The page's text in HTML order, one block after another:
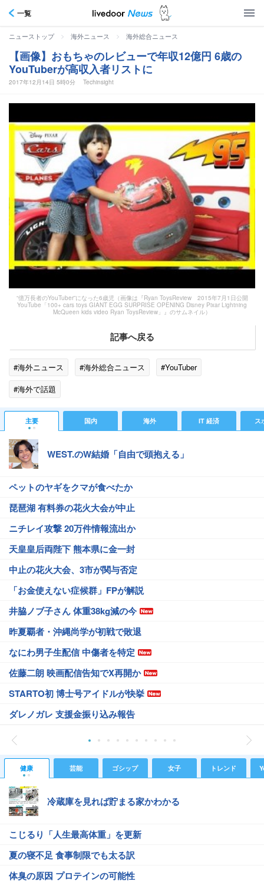
一覧
ニューストップ > 海外ニュース > 海外総合ニュース
【画像】おもちゃのレビューで年収12億円 6歳の
YouTuberが高収入者リストに
2017年12月14日 5時0分 Techinsight
“億万長者のYouTuber”になった6歳児（画像は『Ryan ToysReview 2015年7月1日公開
YouTube「100+ cars toys GIANT EGG SURPRISE OPENING Disney Pixar Lightning
McQueen kids video Ryan ToysReview」』のサムネイル）
記事へ戻る
#海外ニュース #海外総合ニュース
#YouTuber
#海外で話題
主要 国内 海外 IT 経済 ス
WEST.のW結婚「自由で頭抱える」
ペットのヤギをクマが食べたか
琵琶湖 有料券の花火大会が中止
ニチレイ攻撃 20万件情報流出か
天皇皇后両陛下 熊本県に金一封
中止の花火大会、3市が関与否定
「お金使えない症候群」FPが解説
井脇ノブ子さん 体重38kg減の今
昨夏覇者・沖縄尚学が初戦で敗退
なにわ男子生配信 中傷者を特定
佐藤二朗 映画配信告知でX再開か
STARTO初 博士号アイドルが快挙
ダレノガレ 支援金振り込み報告
健康 芸能 ゴシップ 女子 トレンド
冷蔵庫を見れば貯まる家かわかる
こじるり「人生最高体重」を更新
夏の寝不足 食事制限でも太る訳
体臭の原因 プロテインの可能性